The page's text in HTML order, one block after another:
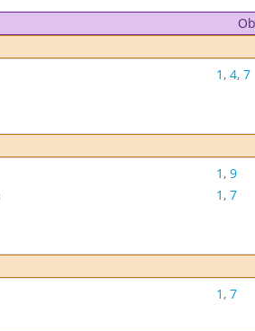
1, 4, 7
1, 9
1, 7
1, 7